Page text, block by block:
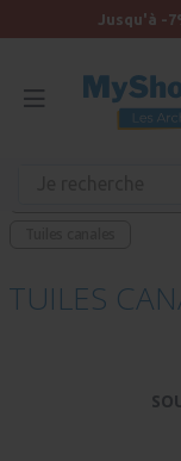
Jusqu'à -
TUILES